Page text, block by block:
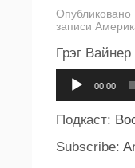
записи
Грэг Вайнер
00:00
Подкаст:
Subscribe: